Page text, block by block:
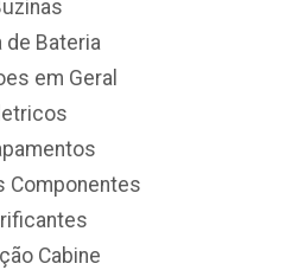
de Bateria
em Geral
Componentes
Cabine